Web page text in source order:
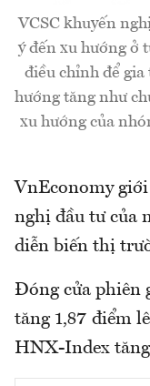
VCSC khuyến
ý đến xu hướng ở
điều chỉnh để gia
hướng tăng như
xu hướng của
VnEconomy
nghị đầu tư của
diễn biến thị
Đóng cửa phiên
tăng 1,87 điểm
HNX-Index tăng